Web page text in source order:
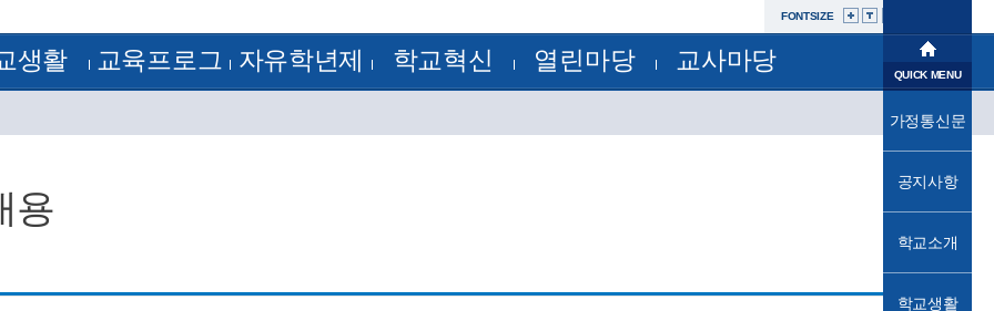
FONTSIZE
생활
범답안
양식
Nos)
교육프로그
학습자료실
자유학년제
3학년
학교혁신
전문적 학습 공동체
열린마당
가정통신문(교육청)
공사내역현황
교사마당
학교소개
열린마당
용
QUICK MENU
가정통신문
공지사항
학교소개
학교생활